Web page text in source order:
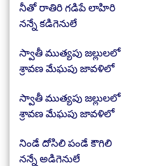
నీతో రాతిరి గడిపే లాహిరి
నన్నే కడిగెనులే
స్వాతీ ముత్యపు జల్లులలో
శ్రావణ మేఘపు జావళిలో
స్వాతీ ముత్యపు జల్లులలో
శ్రావణ మేఘపు జావళిలో
నిండే దోసిలి పండే కౌగిలి
నన్నే అడిగెనులే